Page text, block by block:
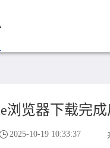
浏览器下载完
2025-10-19 10:33:37